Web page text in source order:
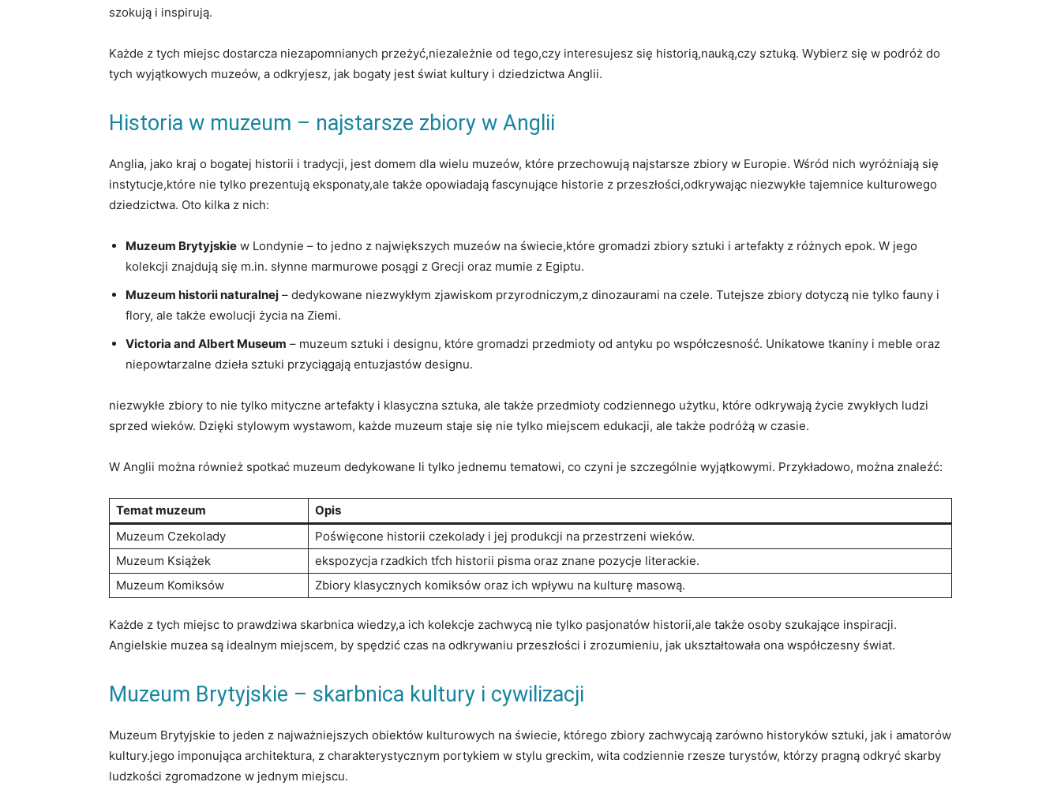
szokują i inspirują.
Każde z tych miejsc dostarcza⁤ niezapomnianych przeżyć,niezależnie od tego,czy interesujesz ⁢się historią,nauką,czy sztuką. Wybierz się w podróż do
tych wyjątkowych muzeów, a odkryjesz, jak bogaty ⁢jest świat kultury i dziedzictwa Anglii.
Historia​ w ⁤muzeum – najstarsze zbiory​ w Anglii
Anglia, jako kraj o bogatej historii i⁢ tradycji,‍ jest ​domem dla wielu muzeów, które przechowują najstarsze zbiory w Europie. Wśród nich wyróżniają się
instytucje,które nie tylko ⁣prezentują eksponaty,ale także opowiadają fascynujące historie z przeszłości,odkrywając niezwykłe⁣ tajemnice kulturowego
dziedzictwa. Oto‌ kilka z nich:
Muzeum Brytyjskie w ‍Londynie – to jedno z⁤ największych muzeów na‌ świecie,które ​gromadzi zbiory sztuki i artefakty z ⁢różnych epok. W jego
kolekcji znajdują się m.in.⁤ słynne marmurowe posągi z ⁢Grecji oraz mumie‍ z Egiptu.
Muzeum historii‍ naturalnej – dedykowane niezwykłym zjawiskom przyrodniczym,z dinozaurami ‍na czele. Tutejsze zbiory dotyczą nie tylko fauny i
flory, ale także​ ewolucji życia na Ziemi.
Victoria and​ Albert Museum – muzeum sztuki ⁤i designu, które gromadzi⁢ przedmioty od antyku po współczesność. Unikatowe tkaniny i meble oraz
niepowtarzalne​ dzieła ‌sztuki ‍przyciągają ‌entuzjastów designu.
niezwykłe zbiory to nie tylko mityczne artefakty i klasyczna sztuka, ‌ale ⁢także przedmioty codziennego użytku, które odkrywają ​życie zwykłych ludzi ​
sprzed wieków. Dzięki stylowym wystawom, każde muzeum staje się nie tylko ‍miejscem edukacji,‌ ale także podróżą‌ w czasie.
W Anglii ⁤można również spotkać muzeum‍ dedykowane li tylko jednemu tematowi, co czyni je szczególnie wyjątkowymi. Przykładowo, można znaleźć:
Temat ‍muzeum
Opis
Muzeum ⁢Czekolady
Poświęcone historii czekolady i jej produkcji na przestrzeni‌ wieków.
Muzeum Książek
ekspozycja rzadkich tfch historii pisma oraz⁣ znane ⁢pozycje literackie.
Muzeum Komiksów
Zbiory klasycznych komiksów oraz ⁣ich⁢ wpływu na kulturę⁣ masową.
Każde‍ z tych ​miejsc to ‌prawdziwa skarbnica wiedzy,a ich kolekcje zachwycą nie tylko pasjonatów historii,ale także‌ osoby szukające inspiracji.
Angielskie muzea są idealnym miejscem, by spędzić czas na odkrywaniu przeszłości i zrozumieniu, jak ukształtowała ⁢ona współczesny świat.
Muzeum Brytyjskie – skarbnica kultury ⁢i cywilizacji
Muzeum Brytyjskie to jeden z ​najważniejszych obiektów kulturowych na świecie, którego zbiory zachwycają‍ zarówno historyków ‌sztuki, jak i amatorów
‌kultury.jego imponująca architektura, z charakterystycznym portykiem ‍w stylu‌ greckim, wita codziennie rzesze turystów, którzy pragną odkryć skarby
ludzkości zgromadzone w ⁤jednym​ miejscu.